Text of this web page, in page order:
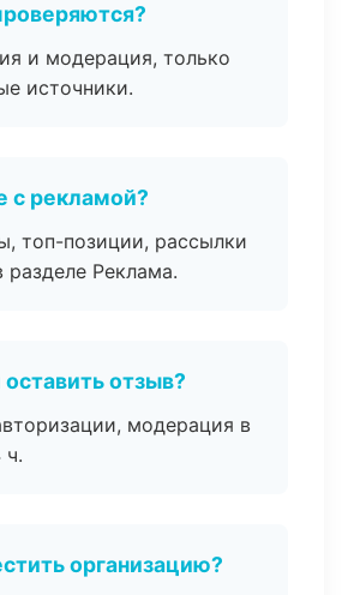
и модерация, только
источники.
с рекламой?
топ-позиции, рассылки
Реклама.
отзыв?
модерация в
ч.
организацию?